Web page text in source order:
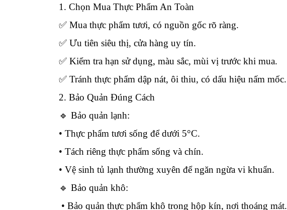
1. Chọn Mua Thực Phẩm An Toàn
✅ Mua thực phẩm tươi, có nguồn gốc rõ ràng.
✅ Ưu tiên siêu thị, cửa hàng uy tín.
✅ Kiểm tra hạn sử dụng, màu sắc, mùi vị trước khi mua.
✅ Tránh thực phẩm dập nát, ôi thiu, có dấu hiệu nấm mốc.
2. Bảo Quản Đúng Cách
🔹 Bảo quản lạnh:
• Thực phẩm tươi sống để dưới 5°C.
• Tách riêng thực phẩm sống và chín.
• Vệ sinh tủ lạnh thường xuyên để ngăn ngừa vi khuẩn.
🔹 Bảo quản khô:
• Bảo quản thực phẩm khô trong hộp kín, nơi thoáng mát.